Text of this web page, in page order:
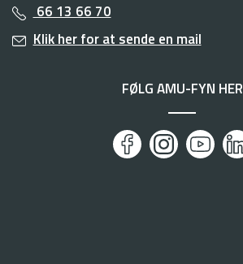
66 13 66 70
Klik her for at sende en mail
FØLG AMU-FYN HER